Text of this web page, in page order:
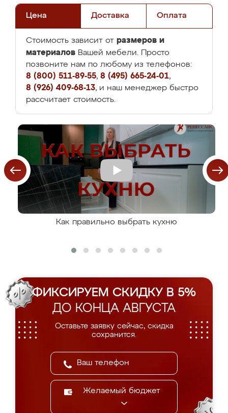
Цена Доставка Оплата
Стоимость зависит от размеров и
материалов Вашей мебели. Просто
позвоните нам по любому из телефонов:
8 (800) 511-89-55, 8 (495) 665-24-01,
8 (926) 409-68-13, и наш менеджер быстро
рассчитает стоимость.
Как правильно выбрать кухню
ФИКСИРУЕМ СКИДКУ В 5%
ДО КОНЦА АВГУСТА
Оставьте заявку сейчас, скидка
сохранится.
Желаемый бюджет